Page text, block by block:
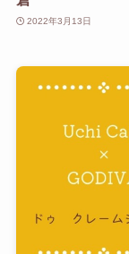
2022年3月13日